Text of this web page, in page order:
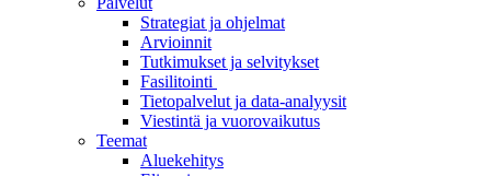
Strategiat ja ohjelmat
Arvioinnit
Tutkimukset ja selvitykset
Fasilitointi
Tietopalvelut ja data-analyysit
Viestintä ja vuorovaikutus
Teemat
Aluekehitys